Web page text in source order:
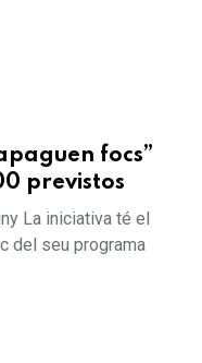
focs”
previstos
La iniciativa té el
del seu programa